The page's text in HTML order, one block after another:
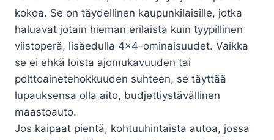
kokoa. Se on täydellinen kaupunkilaisille, jotka
haluavat jotain hieman erilaista kuin tyypillinen
viistoperä, lisäedulla 4×4-ominaisuudet. Vaikka
se ei ehkä loista ajomukavuuden tai
polttoainetehokkuuden suhteen, se täyttää
lupauksensa olla aito, budjettiystävällinen
maastoauto.
Jos kaipaat pientä, kohtuuhintaista autoa, jossa